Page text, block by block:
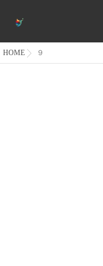
HOME ９